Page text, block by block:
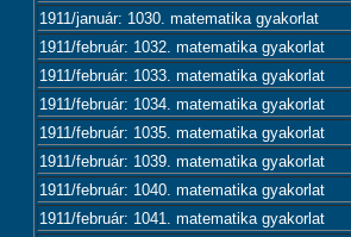
1911/január: 1030. matematika gyakorlat
1911/február: 1032. matematika gyakorlat
1911/február: 1033. matematika gyakorlat
1911/február: 1034. matematika gyakorlat
1911/február: 1035. matematika gyakorlat
1911/február: 1039. matematika gyakorlat
1911/február: 1040. matematika gyakorlat
1911/február: 1041. matematika gyakorlat